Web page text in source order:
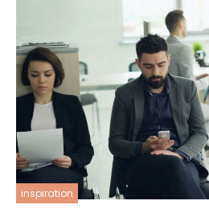
inspiration